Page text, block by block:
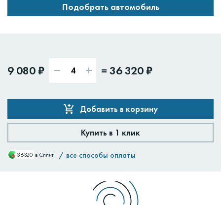
Подобрать автомобиль
9 080 ₽ = 36 320 ₽
Добавить в корзину
Купить в 1 клик
36320 в Сплит / все способы оплаты
Изменить